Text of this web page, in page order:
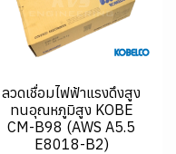
ลวดเชื่อมไฟฟ้าแรงดึงสูง
ทนอุณหภูมิสูง KOBE
CM-B98 (AWS A5.5
E8018-B2)